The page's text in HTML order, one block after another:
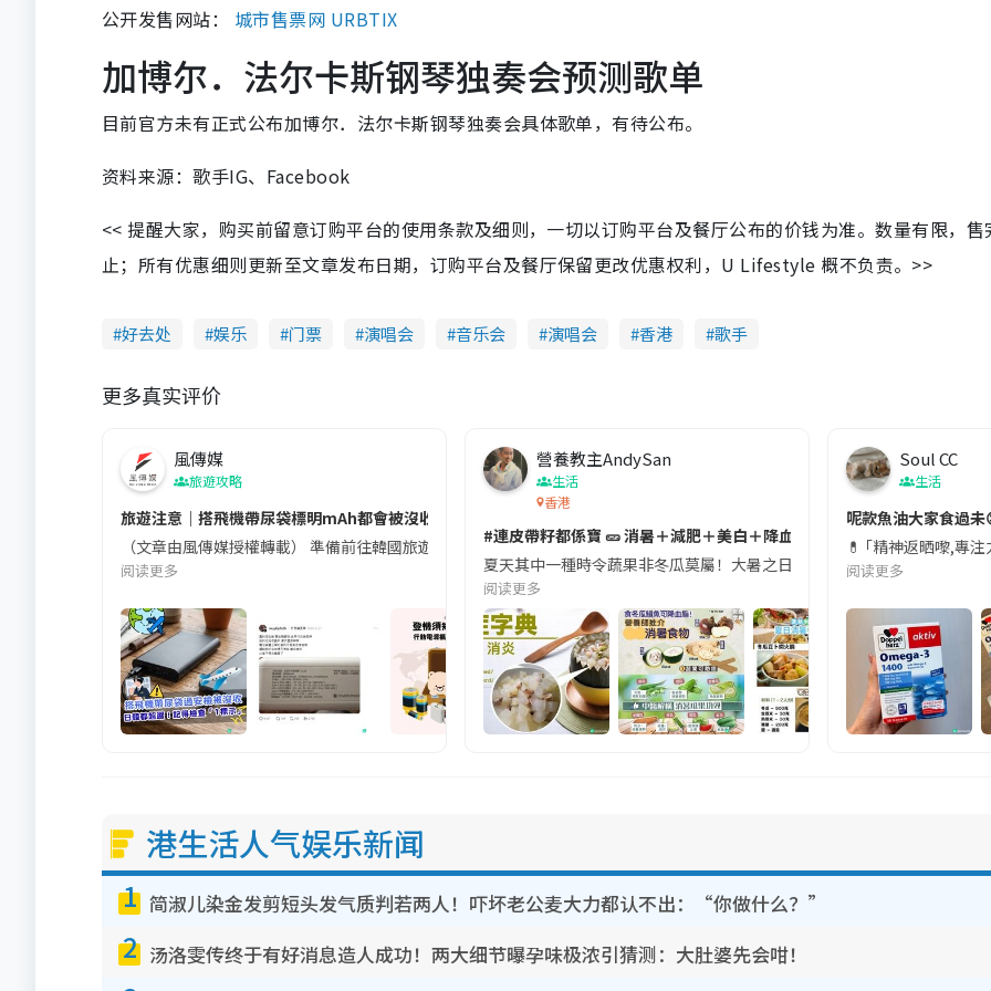
公开发售网站： 城市售票网 URBTIX
加博尔．法尔卡斯钢琴独奏会预测歌单
目前官方未有正式公布加博尔．法尔卡斯钢琴独奏会具体歌单，有待公布。
资料来源：歌手IG、Facebook
<< 提醒大家，购买前留意订购平台的使用条款及细则，一切以订购平台及餐厅公布的价钱为准。数量有限，售
止；所有优惠细则更新至文章发布日期，订购平台及餐厅保留更改优惠权利，U Lifestyle 概不负责。>>
好去处 娱乐 门票 演唱会 音乐会 演唱会 香港 歌手
更多真实评价
風傳媒
旅遊攻略
旅遊注意｜搭飛機帶尿袋標明mAh都會被沒收😱出發前切記檢查「1標示」🚨
（文章由風傳媒授權轉載） 準備前往韓國旅遊的民眾，近期要特別留意隨身行李中的行動電源。一名旅客日前在機場安檢
阅读更多
營養教主AndySan
生活
香港
#連皮帶籽都係寶 🥒 消暑＋減肥＋美白＋降血脂
夏天其中一種時令蔬果非冬瓜莫屬！大暑之日，點都要飲碗冬瓜湯消暑
阅读更多
Soul CC
生活
呢款魚油大家食過未
💊 ｢精神返晒嚟,專
阅读更多
港生活人气娱乐新闻
1 简淑儿染金发剪短头发气质判若两人！吓坏老公麦大力都认不出：“你做什么？”
2 汤洛雯传终于有好消息造人成功！两大细节曝孕味极浓引猜测：大肚婆先会咁！